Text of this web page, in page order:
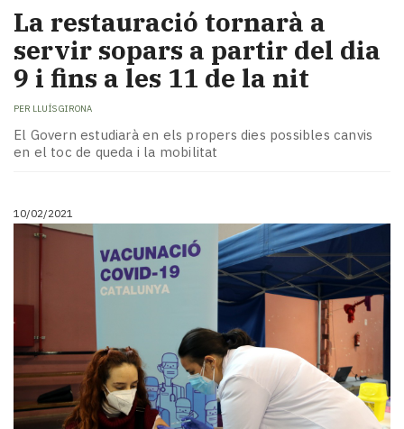
La restauració tornarà a
servir sopars a partir del dia
9 i fins a les 11 de la nit
PER LLUÍS GIRONA
El Govern estudiarà en els propers dies possibles canvis
en el toc de queda i la mobilitat
10/02/2021